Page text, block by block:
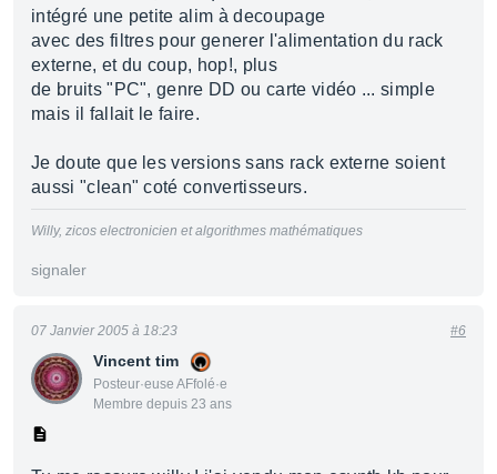
intégré une petite alim à decoupage
avec des filtres pour generer l'alimentation du rack
externe, et du coup, hop!, plus
de bruits "PC", genre DD ou carte vidéo ... simple
mais il fallait le faire.
Je doute que les versions sans rack externe soient
aussi "clean" coté convertisseurs.
Willy, zicos electronicien et algorithmes mathématiques
signaler
Vincent tim
Posteur·euse AFfolé·e
Membre depuis 23 ans
07 Janvier 2005 à 18:23 #6